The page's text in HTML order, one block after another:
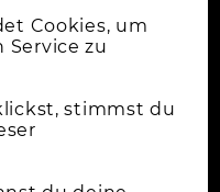
Cookies, um
zu
stimmst du